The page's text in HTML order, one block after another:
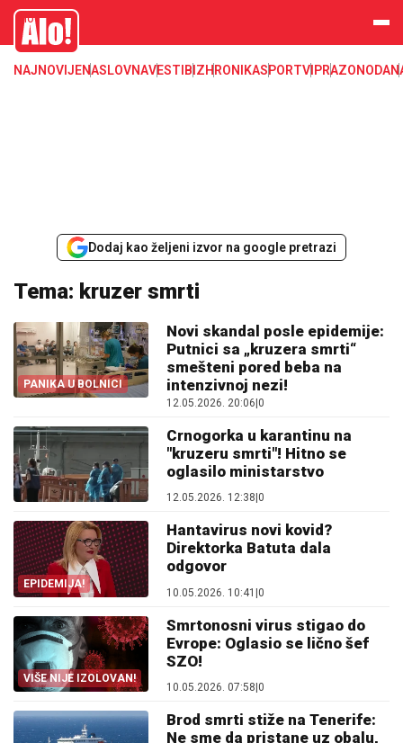
Alo
NAJNOVIJENASLOVNAVESTI BIZHRONIKASPORTVIPRAZONODA
Dodaj kao željeni izvor na google pretrazi
Tema: kruzer smrti
PANIKA U BOLNICI
Novi skandal posle epidemije:
Putnici sa „kruzera smrti“
smešteni pored beba na
intenzivnoj nezi!
12.05.2026. 20:06 0
Crnogorka u karantinu na
"kruzeru smrti"! Hitno se
oglasilo ministarstvo
12.05.2026. 12:38 0
EPIDEMIJA!
Hantavirus novi kovid?
Direktorka Batuta dala
odgovor
10.05.2026. 10:41 |0
VIŠE NIJE IZOLOVAN!
Smrtonosni virus stigao do
Evrope: Oglasio se lično šef
SZO!
10.05.2026. 07:58|0
Brod smrti stiže na Tenerife:
Ne sme da pristane uz obalu,